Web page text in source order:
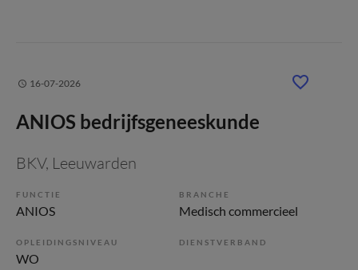
16-07-2026
ANIOS bedrijfsgeneeskunde
BKV, Leeuwarden
FUNCTIE
ANIOS
BRANCHE
Medisch commercieel
OPLEIDINGSNIVEAU
WO
DIENSTVERBAND